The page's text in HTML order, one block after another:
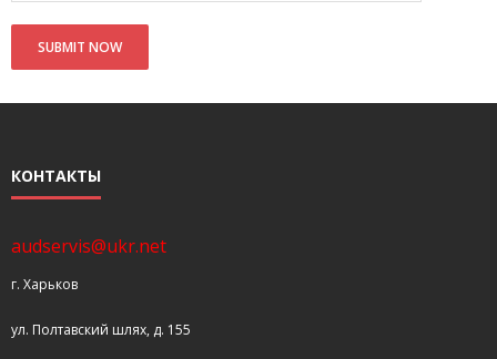
КОНТАКТЫ
audservis@ukr.net
г. Харьков
ул. Полтавский шлях, д. 155